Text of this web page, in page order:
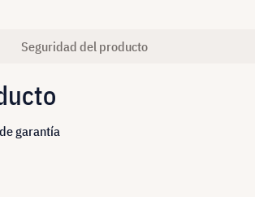
Seguridad del producto
garantía